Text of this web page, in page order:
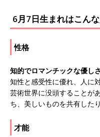
6月7日生まれはこん
性格
知的でロマンチックな優し
知性と感受性に優れ、人に
芸術世界に没頭することが
ち、美しいものを共有した
才能